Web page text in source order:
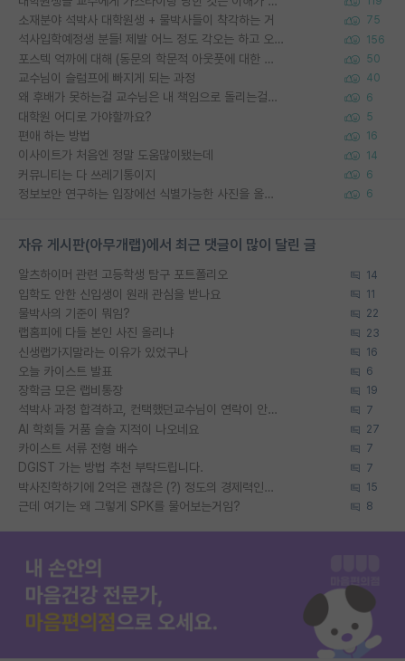
소재분야 석박사 대학원생 + 물박사들이 착각하는 거 75
석사입학예정생 분들! 제발 어느 정도 각오는 하고 오세요. 156
포스텍 억까에 대해 (동문의 학문적 아웃풋에 대한 반박) 50
교수님이 슬럼프에 빠지게 되는 과정 40
왜 후배가 못하는걸 교수님은 내 책임으로 돌리는걸까요? 6
대학원 어디로 가야할까요? 5
편애 하는 방법 16
이사이트가 처음엔 정말 도움많이됐는데 14
커뮤니티는 다 쓰레기통이지 6
정보보안 연구하는 입장에선 식별가능한 사진을 올리는건 비추이긴함 6
자유 게시판(아무개랩)에서 최근 댓글이 많이 달린 글
알츠하이머 관련 고등학생 탐구 포트폴리오 14
입학도 안한 신입생이 원래 관심을 받나요 11
물박사의 기준이 뭐임? 22
랩홈피에 다들 본인 사진 올리냐 23
신생랩가지말라는 이유가 있었구나 16
오늘 카이스트 발표 6
장학금 모은 랩비통장 19
석박사 과정 합격하고, 컨택했던교수님이 연락이 안됩니다... 7
AI 학회들 거품 슬슬 지적이 나오네요 27
카이스트 서류 전형 배수 7
DGIST 가는 방법 추천 부탁드립니다. 7
박사진학하기에 2억은 괜찮은 (?) 정도의 경제력인가요 15
근데 여기는 왜 그렇게 SPK를 물어보는거임? 8